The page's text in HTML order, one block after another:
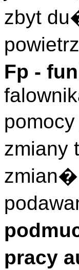
zbyt
Fp -
zmian�
pracy